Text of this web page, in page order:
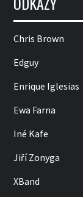
Chris Brown
Edguy
Enrique Iglesias
Ewa Farna
Iné Kafe
Jiří Zonyga
XBand